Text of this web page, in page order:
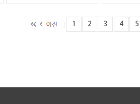
1 2 3 4 5